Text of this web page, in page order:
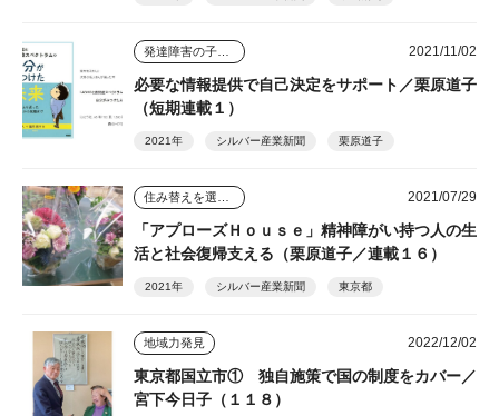
2021/11/02
必要な情報提供で自己決定をサポート／栗原道子
（短期連載１）
2021年 シルバー産業新聞 栗原道子
2021/07/29
「アプローズＨｏｕｓｅ」精神障がい持つ人の生
活と社会復帰支える（栗原道子／連載１６）
2021年 シルバー産業新聞 東京都
地域力発見 2022/12/02
東京都国立市① 独自施策で国の制度をカバー／
宮下今日子（１１８）